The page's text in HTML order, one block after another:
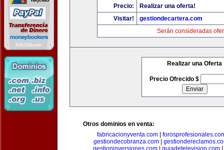
Precio:
Realizar una oferta!
Visitar!
gestiondecartera.com
Serán consideradas
Realizar una Oferta
Precio Ofrecido $
Otros dominios en venta:
fabricacionyventa.com|
gestiondecobranza.com|
gestioninversiones.com
guiadetelevision.com